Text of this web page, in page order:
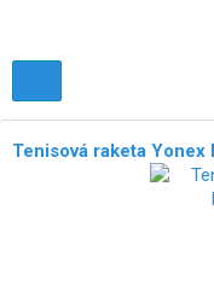
Tenisová raketa Yonex